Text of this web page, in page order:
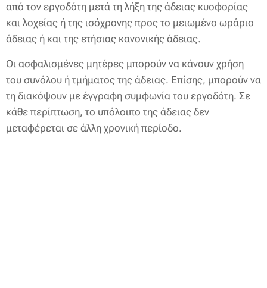
από τον εργοδότη μετά τη λήξη της άδειας κυοφορίας
και λοχείας ή της ισόχρονης προς το μειωμένο ωράριο
άδειας ή και της ετήσιας κανονικής άδειας.
Οι ασφαλισμένες μητέρες μπορούν να κάνουν χρήση
του συνόλου ή τμήματος της άδειας. Επίσης, μπορούν να
τη διακόψουν με έγγραφη συμφωνία του εργοδότη. Σε
κάθε περίπτωση, το υπόλοιπο της άδειας δεν
μεταφέρεται σε άλλη χρονική περίοδο.